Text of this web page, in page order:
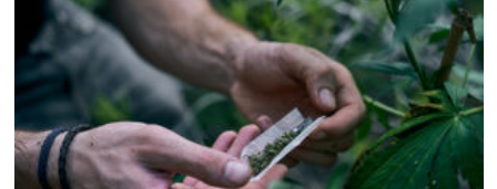
la
Vama
Veche:
Bărbați
prinși
cu
jointuri
asupra
lor,